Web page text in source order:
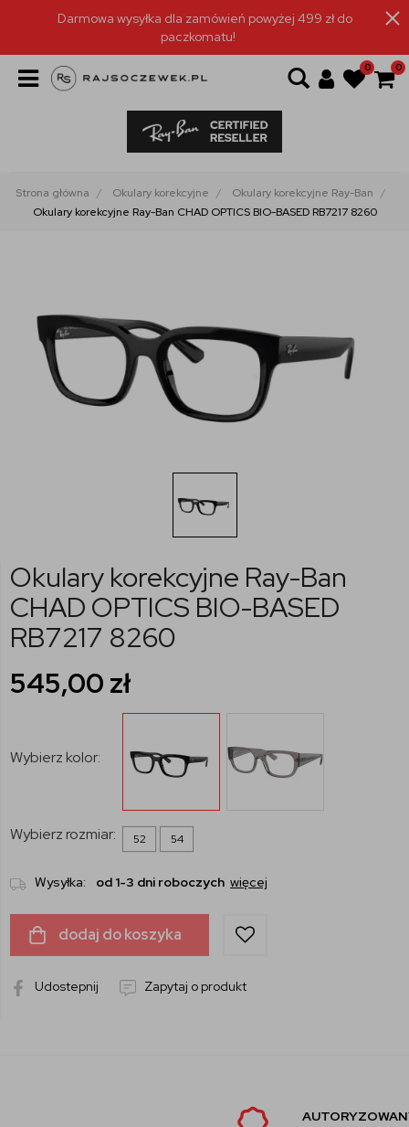
Darmowa wysyłka dla zamówień powyżej 499 zł do
paczkomatu!
0 0
Strona główna Okulary korekcyjne
Okulary korekcyjne Ray-Ban
Okulary korekcyjne Ray-Ban CHAD OPTICS BIO-BASED RB7217 8260
Okulary korekcyjne Ray-Ban
CHAD OPTICS BIO-BASED
RB7217 8260
545,00 zł
Wybierz kolor:
Wybierz rozmiar: 52 54
Wysyłka: od 1-3 dni roboczych więcej
dodaj do koszyka
Udostepnij Zapytaj o produkt
AUTORYZOWANY